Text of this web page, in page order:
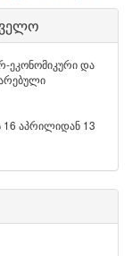
ეკონომიკური და
16 აპრილიდან 13